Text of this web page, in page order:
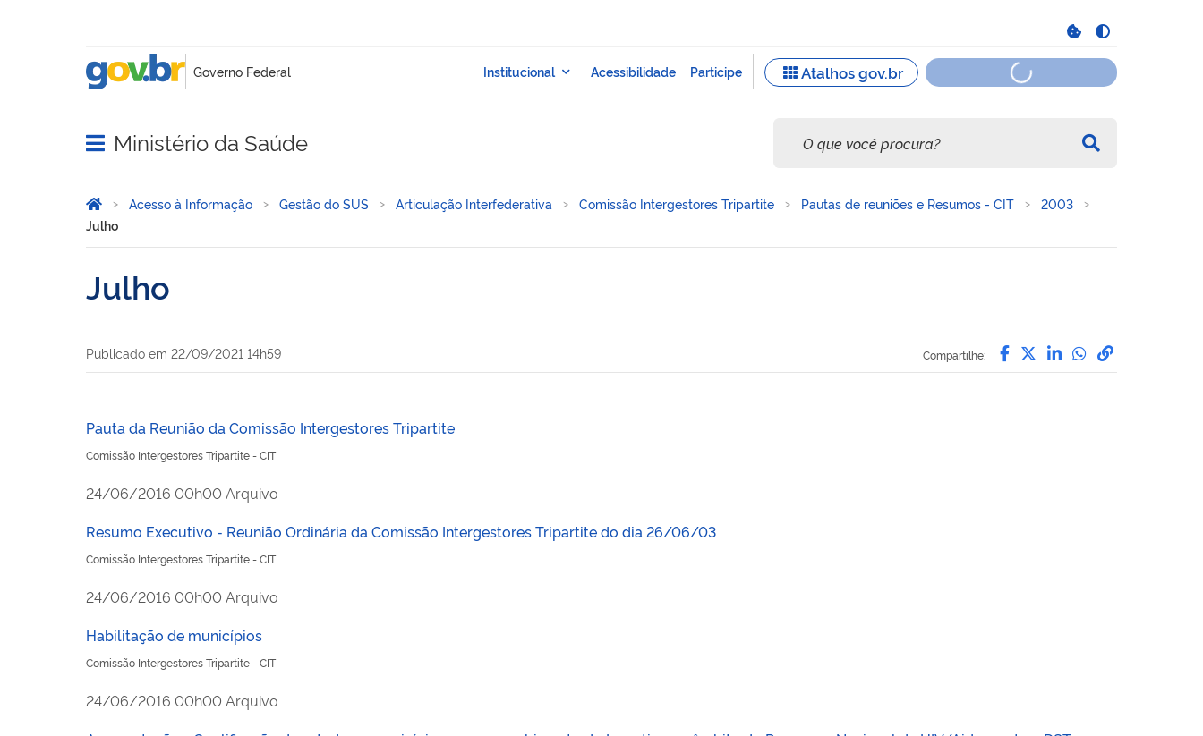
Abrir menu principal de navegação
Ministério da Saúde
Você está aqui:
Página Inicial
Acesso à Informação Gestão do SUS Articulação Interfederativa Comissão Intergestores Tripartite Pautas de reuniões e Resumos - CIT
2003
Julho
Julho
Compartilhe: Compartilhe por
Compartilhe por
Compartilhe por
Compartilhe
link para
Publicado em 22/09/2021 14h59
Pauta da Reunião da Comissão Intergestores Tripartite
Comissão Intergestores Tripartite - CIT
publicado
24/06/2016 00h00 Arquivo
Resumo Executivo - Reunião Ordinária da Comissão Intergestores Tripartite do dia 26/06/03
Comissão Intergestores Tripartite - CIT
publicado
24/06/2016 00h00 Arquivo
Habilitação de municípios
Comissão Intergestores Tripartite - CIT
publicado
24/06/2016 00h00 Arquivo